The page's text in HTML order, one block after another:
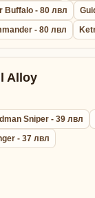
Buffalo - 80 лвл
- 80 лвл
Alloy
Sniper - 39 лвл
- 37 лвл